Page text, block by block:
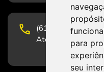
para
seu
phone
(61) 3223-1652 e
Atendimento por